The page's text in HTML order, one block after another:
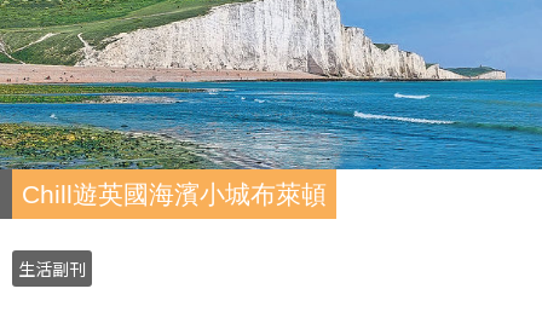
Chill遊英國海濱小城布萊頓
生活副刊